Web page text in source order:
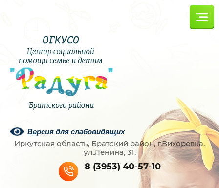
Версия для слабовидящих
Иркутская область, Братский район, г.Вихоревка,
ул.Ленина, 31,
8 (3953) 40-57-10